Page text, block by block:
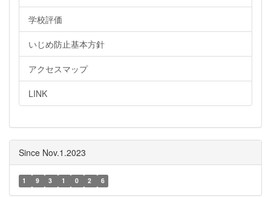
学校評価
いじめ防止基本方針
アクセスマップ
LINK
Since Nov.1.2023
1 9 3 1 0 2 6